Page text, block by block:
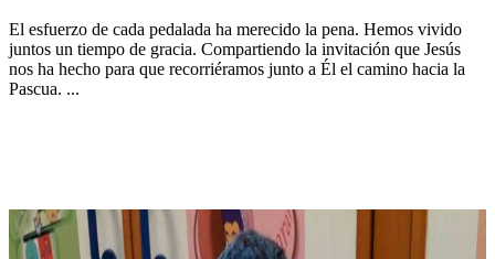
El esfuerzo de cada pedalada ha merecido la pena. Hemos vivido
juntos un tiempo de gracia. Compartiendo la invitación que Jesús
nos ha hecho para que recorriéramos junto a Él el camino hacia la
Pascua. ...